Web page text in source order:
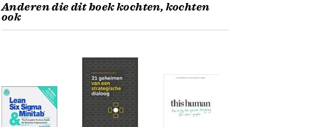
Anderen die dit boek kochten, kochten
ook